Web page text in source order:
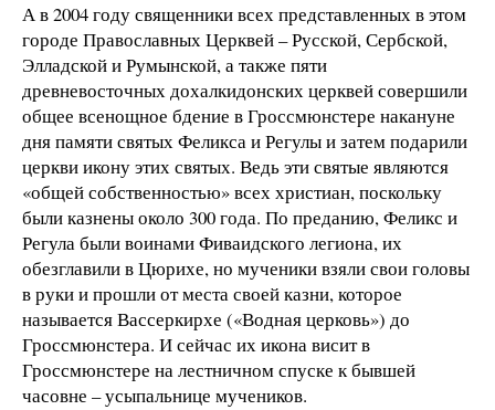
А в 2004 году священники всех представленных в этом
городе Православных Церквей – Русской, Сербской,
Элладской и Румынской, а также пяти
древневосточных дохалкидонских церквей совершили
общее всенощное бдение в Гроссмюнстере накануне
дня памяти святых Феликса и Регулы и затем подарили
церкви икону этих святых. Ведь эти святые являются
«общей собственностью» всех христиан, поскольку
были казнены около 300 года. По преданию, Феликс и
Регула были воинами Фиваидского легиона, их
обезглавили в Цюрихе, но мученики взяли свои головы
в руки и прошли от места своей казни, которое
называется Вассеркирхе («Водная церковь») до
Гроссмюнстера. И сейчас их икона висит в
Гроссмюнстере на лестничном спуске к бывшей
часовне – усыпальнице мучеников.